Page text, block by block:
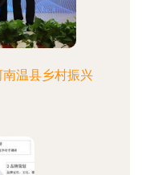
温县乡村振兴